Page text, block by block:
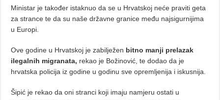
Ministar je također istaknuo da se u Hrvatskoj neće praviti geta
za strance te da su naše državne granice među najsigurnijima
u Europi.
Ove godine u Hrvatskoj je zabilježen bitno manji prelazak
ilegalnih migranata, rekao je Božinović, te dodao da je
hrvatska policija iz godine u godinu sve opremljenija i iskusnija.
Šipić je rekao da oni stranci koji imaju namjeru ostati u